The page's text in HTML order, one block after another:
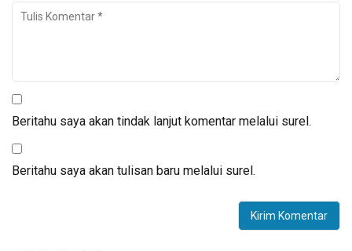
Beritahu saya akan tindak lanjut komentar melalui surel.
Beritahu saya akan tulisan baru melalui surel.